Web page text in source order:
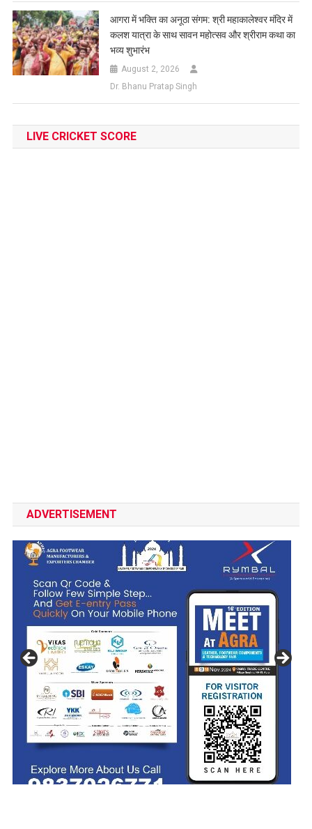
आगरा में भक्ति का अनूठा संगम: श्री महाकालेश्वर मंदिर में
कलश यात्रा के साथ सावन महोत्सव और श्रीराम कथा का
भव्य शुभारंभ
August 2, 2026
Dr. Bhanu Pratap Singh
LIVE CRICKET SCORE
ADVERTISEMENT